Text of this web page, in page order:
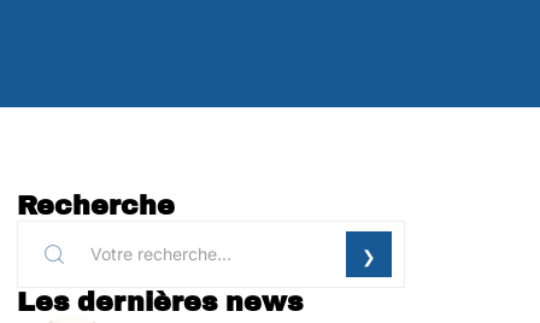
Recherche
Les dernières news